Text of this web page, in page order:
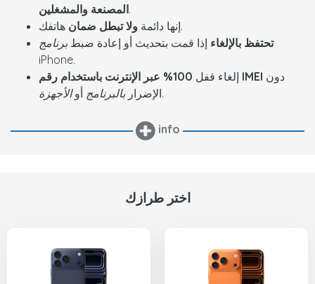
المصنعة والمشغلين.
إنها دائمة ولا تبطل ضمان
هاتفك.
تحتفظ بالإلغاء إذا قمت بتحديث أو إعادة ضبط برنامج
iPhone.
إلغاء قفل 100% عبر الإنترنت باستخدام رقم IMEI
الإضرار بالبرنامج أوالأجهزة .
info
اختر طرازك